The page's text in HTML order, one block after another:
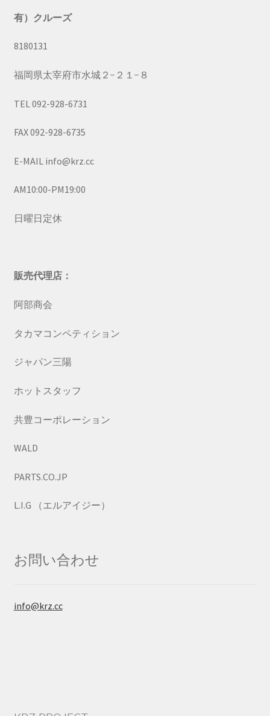
有）クルーズ
8180131
福岡県太宰府市水城２−２１−８
TEL 092-928-6731
FAX 092-928-6735
E-MAIL info@krz.cc
AM10:00-PM19:00
日曜日定休
販売代理店：
阿部商会
タカマコンペティション
ジャパン三陽
ホットスタッフ
共豊コーポレーション
WALD
PARTS.CO.JP
L.I.G （エルアイジー）
お問い合わせ
info@krz.cc